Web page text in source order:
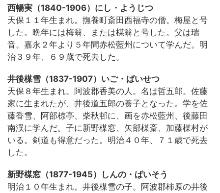
西暢実（1840-1906）にし・ようじつ
天保１１年生まれ。撫養町斎田西福寺の僧。梅屋と号
した。晩年には梅翁、または楳翁と号した。父は瑞
音。嘉永２年より５年間赤松藍州について学んだ。明
治３９年、６９歳で死去した。
井後楳雪（1837-1907）いご・ばいせつ
天保８年生まれ。阿波郡香美の人。名は哲五郎。佐藤
家に生まれたが、井後道五郎の養子となった。学を佐
藤香雪、阿部椋亭、柴秋邨に、画を赤松藍州、後藤田
南渓に学んだ。子に新野楳窓、矢部楳斎、加藤楳村が
いる。剣道も得意だった。明治４０年、７１歳で死去
した。
新野楳窓（1877-1945）しんの・ばいそう
明治１０年生まれ。井後楳雪の子。阿波郡柿原の井後